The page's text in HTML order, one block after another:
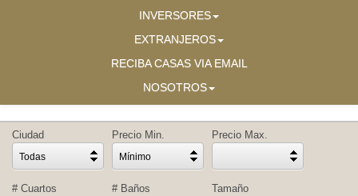
INVERSORES
EXTRANJEROS
RECIBA CASAS VIA EMAIL
NOSOTROS
Ciudad
Todas
Precio Min.
Mínimo
Precio Max.
# Cuartos # Baños Tamaño